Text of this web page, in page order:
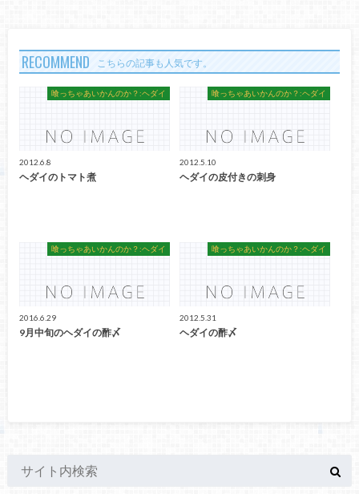
RECOMMEND こちらの記事も人気です。
喰っちゃあいかんのか？:ヘダイ
2012.6.8
ヘダイのトマト煮
喰っちゃあいかんのか？:ヘダイ
2012.5.10
ヘダイの皮付きの刺身
喰っちゃあいかんのか？:ヘダイ
2016.6.29
9月中旬のヘダイの酢〆
喰っちゃあいかんのか？:ヘダイ
2012.5.31
ヘダイの酢〆